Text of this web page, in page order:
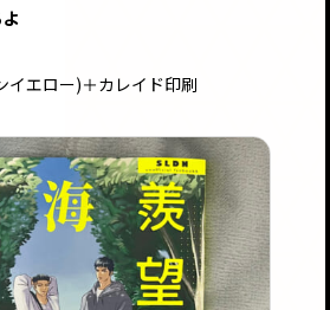
イエロー)＋カレイド印刷